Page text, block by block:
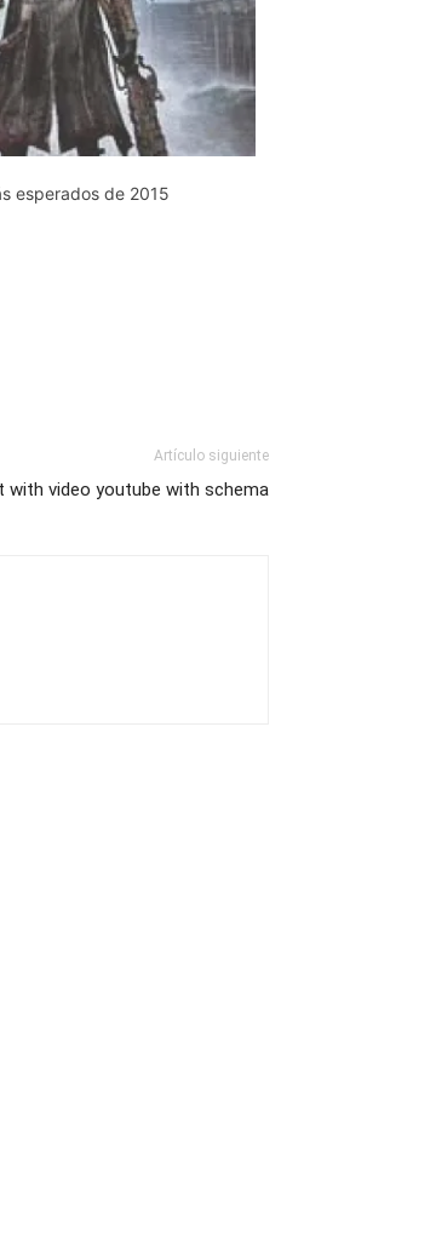
esperados de 2015
Artículo siguiente
with video youtube with schema